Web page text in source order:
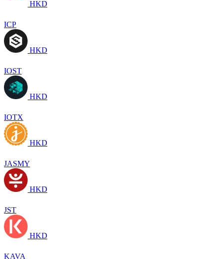
HKD
ICP
HKD
IOST
HKD
IOTX
HKD
JASMY
HKD
JST
HKD
KAVA